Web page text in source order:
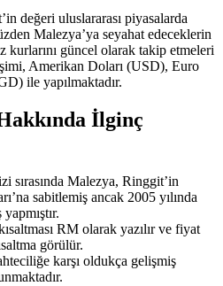
değeri uluslararası piyasalarda
Malezya’ya seyahat edeceklerin
kurlarını güncel olarak takip etmeleri
Amerikan Doları (USD), Euro
ile yapılmaktadır.
İlginç
sırasında Malezya, Ringgit’in
sabitlemiş ancak 2005 yılında
RM olarak yazılır ve fiyat
görülür.
karşı oldukça gelişmiş